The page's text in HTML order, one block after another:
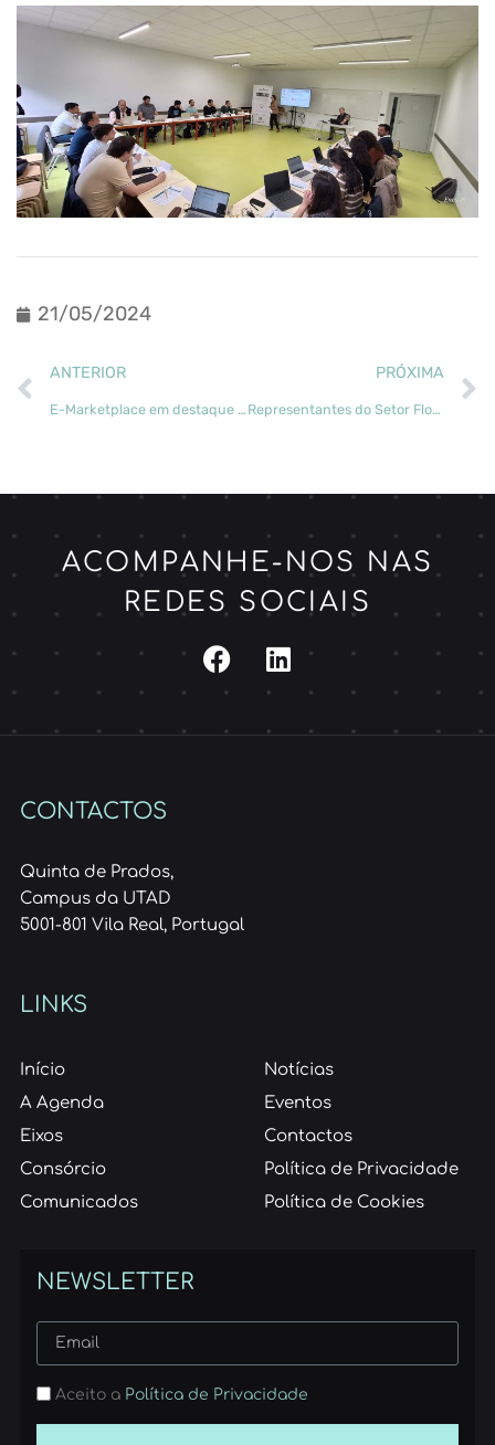
21/05/2024
ANTERIOR
E-Marketplace em destaque no 20º Simpósio de Análise de Sistemas em Recursos Florestais (SSAFR 2024)
PRÓXIMA
Representantes do Setor Florestal Discutiram Inovação e Sustentabilidade no transForm OUT EVENT
ACOMPANHE-NOS NAS
REDES SOCIAIS
CONTACTOS
Quinta de Prados,
Campus da UTAD
5001-801 Vila Real, Portugal
LINKS
Início
A Agenda
Eixos
Consórcio
Comunicados
Notícias
Eventos
Contactos
Política de Privacidade
Política de Cookies
NEWSLETTER
Aceito a Política de Privacidade